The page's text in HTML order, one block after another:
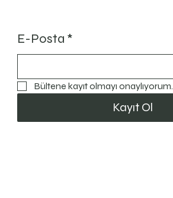
E-Posta *
Bültene kayıt olmayı onaylıyorum.
Kayıt Ol